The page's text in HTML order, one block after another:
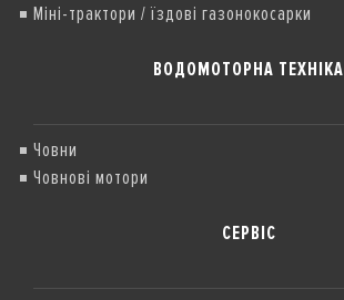
Міні-трактори / їздові газонокосарки
ВОДОМОТОРНА ТЕХНІКА
Човни
Човнові мотори
СЕРВІС